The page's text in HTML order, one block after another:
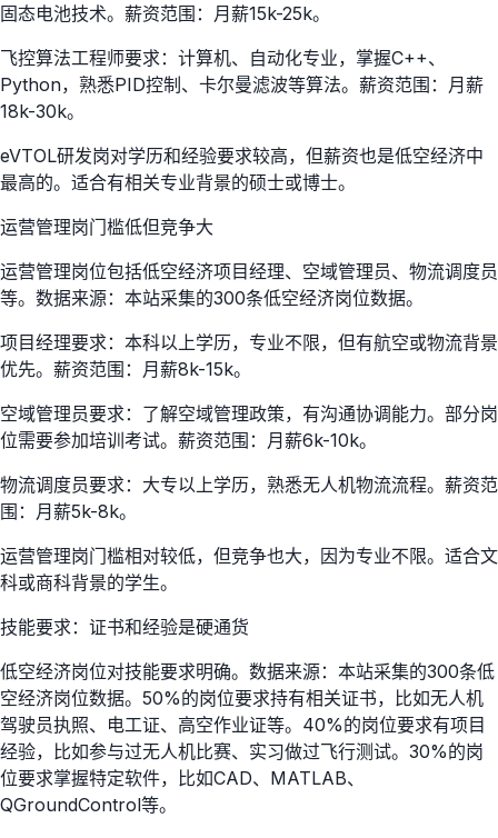
固态电池技术。薪资范围：月薪15k-25k。
飞控算法工程师要求：计算机、自动化专业，掌握C++、
Python，熟悉PID控制、卡尔曼滤波等算法。薪资范围：月薪
18k-30k。
eVTOL研发岗对学历和经验要求较高，但薪资也是低空经济中
最高的。适合有相关专业背景的硕士或博士。
运营管理岗门槛低但竞争大
运营管理岗位包括低空经济项目经理、空域管理员、物流调度员
等。数据来源：本站采集的300条低空经济岗位数据。
项目经理要求：本科以上学历，专业不限，但有航空或物流背景
优先。薪资范围：月薪8k-15k。
空域管理员要求：了解空域管理政策，有沟通协调能力。部分岗
位需要参加培训考试。薪资范围：月薪6k-10k。
物流调度员要求：大专以上学历，熟悉无人机物流流程。薪资范
围：月薪5k-8k。
运营管理岗门槛相对较低，但竞争也大，因为专业不限。适合文
科或商科背景的学生。
技能要求：证书和经验是硬通货
低空经济岗位对技能要求明确。数据来源：本站采集的300条低
空经济岗位数据。50%的岗位要求持有相关证书，比如无人机
驾驶员执照、电工证、高空作业证等。40%的岗位要求有项目
经验，比如参与过无人机比赛、实习做过飞行测试。30%的岗
位要求掌握特定软件，比如CAD、MATLAB、
QGroundControl等。